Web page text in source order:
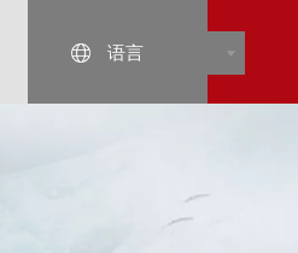
语言